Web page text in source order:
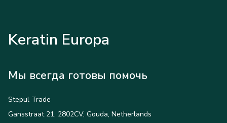
Keratin Europa
Мы всегда готовы помочь
Stepul Trade
Gansstraat 21, 2802CV, Gouda, Netherlands